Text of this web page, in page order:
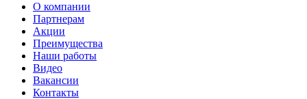
О компании
Партнерам
Акции
Преимущества
Наши работы
Видео
Вакансии
Контакты